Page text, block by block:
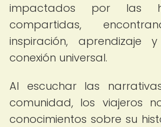
impactados por las
compartidas,
inspiración, aprendizaje
conexión universal.
Al escuchar las
comunidad, los viajeros
conocimientos sobre su